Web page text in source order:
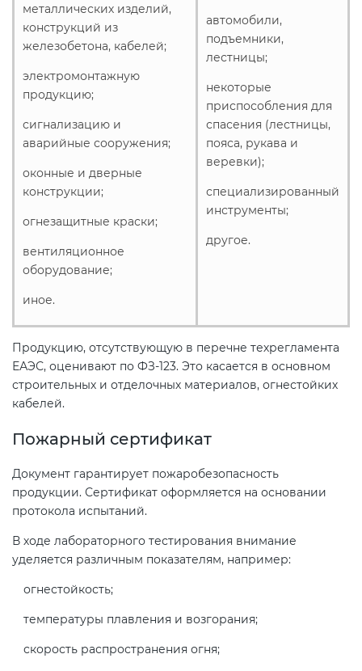
металлических изделий,
конструкций из
железобетона, кабелей;
электромонтажную
продукцию;
сигнализацию и
аварийные сооружения;
оконные и дверные
конструкции;
огнезащитные краски;
вентиляционное
оборудование;
иное.
автомобили,
подъемники,
лестницы;
некоторые
приспособления для
спасения (лестницы,
пояса, рукава и
веревки);
специализированный
инструменты;
другое.
Продукцию, отсутствующую в перечне техрегламента
ЕАЭС, оценивают по ФЗ-123. Это касается в основном
строительных и отделочных материалов, огнестойких
кабелей.
Пожарный сертификат
Документ гарантирует пожаробезопасность
продукции. Сертификат оформляется на основании
протокола испытаний.
В ходе лабораторного тестирования внимание
уделяется различным показателям, например:
огнестойкость;
температуры плавления и возгорания;
скорость распространения огня;